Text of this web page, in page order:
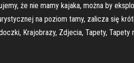
że nie mamy kajaka, można by
na poziom tamy, zalicza się
Krajobrazy, Zdjecia, Tapety, Tapety